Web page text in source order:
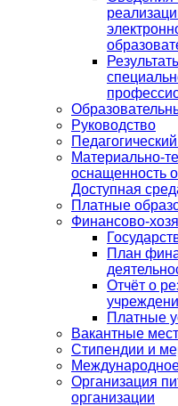
Руководство
Материально-
оснащенность
Доступная
Платные
Финансово-
План
Отчёт о
Платные
Вакантные
Стипендии и
Организация
организации